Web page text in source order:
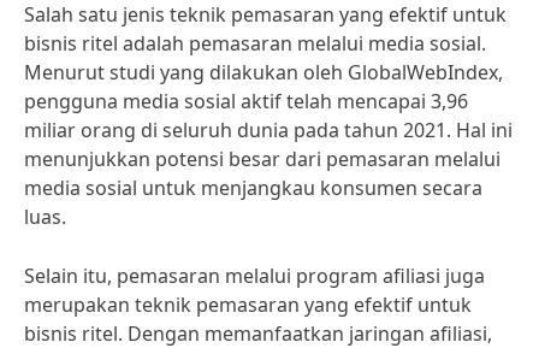
Salah satu jenis teknik pemasaran yang efektif untuk
bisnis ritel adalah pemasaran melalui media sosial.
Menurut studi yang dilakukan oleh GlobalWebIndex,
pengguna media sosial aktif telah mencapai 3,96
miliar orang di seluruh dunia pada tahun 2021. Hal ini
menunjukkan potensi besar dari pemasaran melalui
media sosial untuk menjangkau konsumen secara
luas.
Selain itu, pemasaran melalui program afiliasi juga
merupakan teknik pemasaran yang efektif untuk
bisnis ritel. Dengan memanfaatkan jaringan afiliasi,